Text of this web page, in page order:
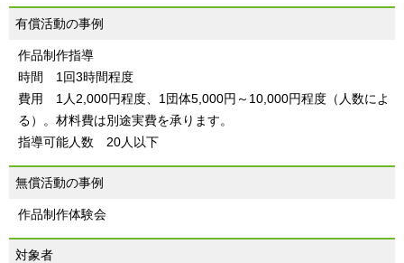
有償活動の事例
作品制作指導
時間 1回3時間程度
費用 1人2,000円程度、1団体5,000円～10,000円程度（人数によ
る）。材料費は別途実費を承ります。
指導可能人数 20人以下
無償活動の事例
作品制作体験会
対象者